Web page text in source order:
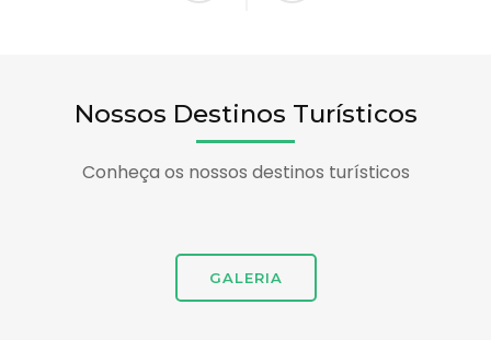
Nossos Destinos Turísticos
Conheça os nossos destinos turísticos
GALERIA